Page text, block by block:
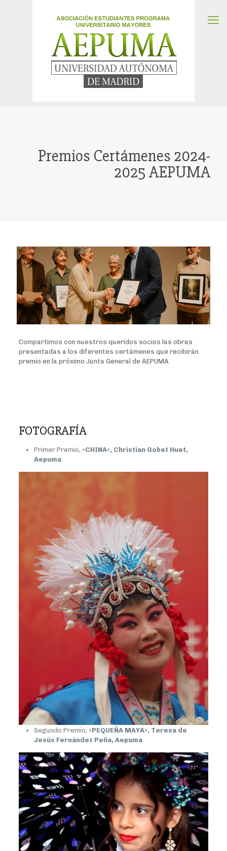
Premios Certámenes 2024-
2025 AEPUMA
Compartimos con nuestros queridos socios las obras
presentadas a los diferentes certámenes que recibirán
premio en la próximo Junta General de AEPUMA
FOTOGRAFÍA
Primer Premio, «CHINA», Christian Gobet Huet,
Aepuma
Segundo Premio, «PEQUEÑA MAYA», Teresa de
Jesús Fernández Peña, Aepuma